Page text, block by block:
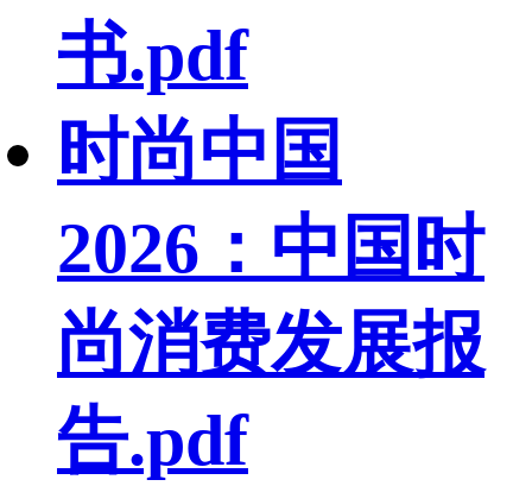
书.pdf
时尚中国
2026：中国时
尚消费发展报
告.pdf